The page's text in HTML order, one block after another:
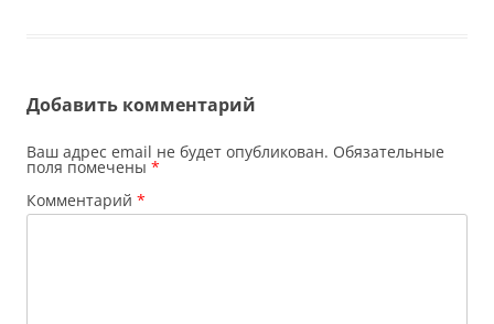
Добавить комментарий
Ваш адрес email не будет опубликован. Обязательные
поля помечены *
Комментарий *